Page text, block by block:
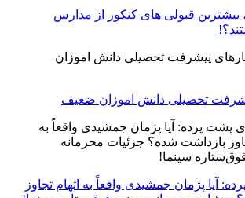
بیشترین قبولی های کنکور از مدارس
تحصیلی دانش اموزان ضعیف
آیا پژمان جمشیدی واقعاً به اتهام تجاوز